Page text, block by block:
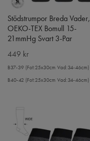
Stödstrumpor Breda Vader,
OEKO-TEX Bomull 15-
21mmHg Svart 3-Par
449 kr
B37-39 (Fot:25x30cm Vad:34-46cm)
B40-42 (Fot:25x30cm Vad:34-46cm)